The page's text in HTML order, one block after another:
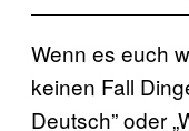
Wenn es euch
keinen Fall
Deutsch” oder